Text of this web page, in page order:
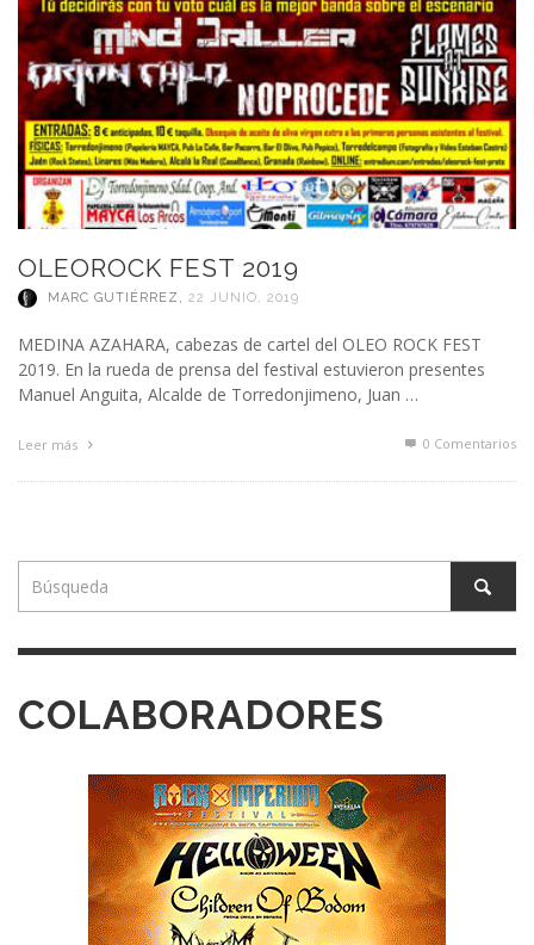
OLEOROCK FEST 2019
MARC GUTIÉRREZ , 22 JUNIO, 2019
MEDINA AZAHARA, cabezas de cartel del OLEO ROCK FEST
2019. En la rueda de prensa del festival estuvieron presentes
Manuel Anguita, Alcalde de Torredonjimeno, Juan …
Leer más 0 Comentarios
COLABORADORES